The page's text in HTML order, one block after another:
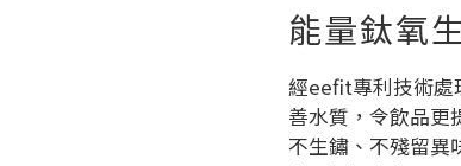
能量鈦氧
經eefit專利技術處
善水質，令飲品更
不生鏽、不殘留異